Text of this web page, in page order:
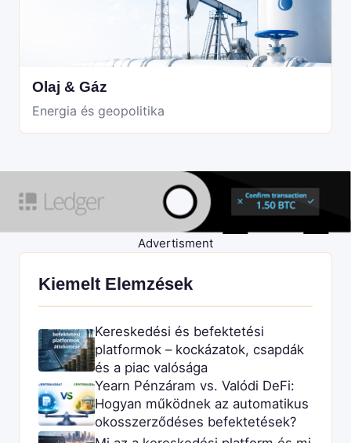
Olaj & Gáz
Energia és geopolitika
Advertisment
Kiemelt Elemzések
Kereskedési és befektetési
platformok – kockázatok, csapdák
és a piac valósága
Yearn Pénzáram vs. Valódi DeFi:
Hogyan működnek az automatikus
okosszerződéses befektetések?